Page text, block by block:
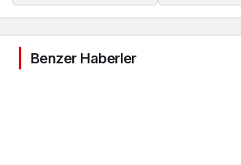
Benzer Haberler